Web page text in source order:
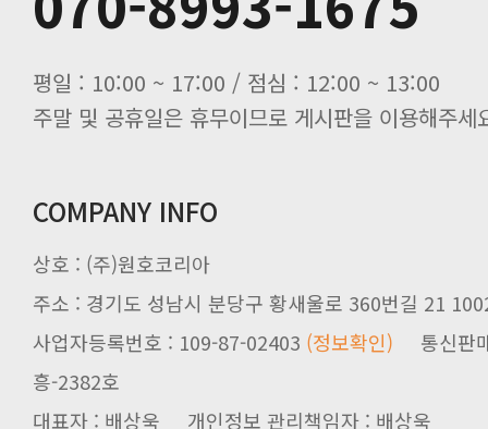
평일 : 10:00 ~ 17:00 / 점심 : 12:00 ~ 13:00
주말 및 공휴일은 휴무이므로 게시판을 이용해주세
COMPANY INFO
상호 : (주)원호코리아
주소 : 경기도 성남시 분당구 황새울로 360번길 21
사업자등록번호 : 109-87-02403 (정보확인) 통신판
흥-2382호
대표자 : 배상욱 개인정보 관리책임자 : 배상욱